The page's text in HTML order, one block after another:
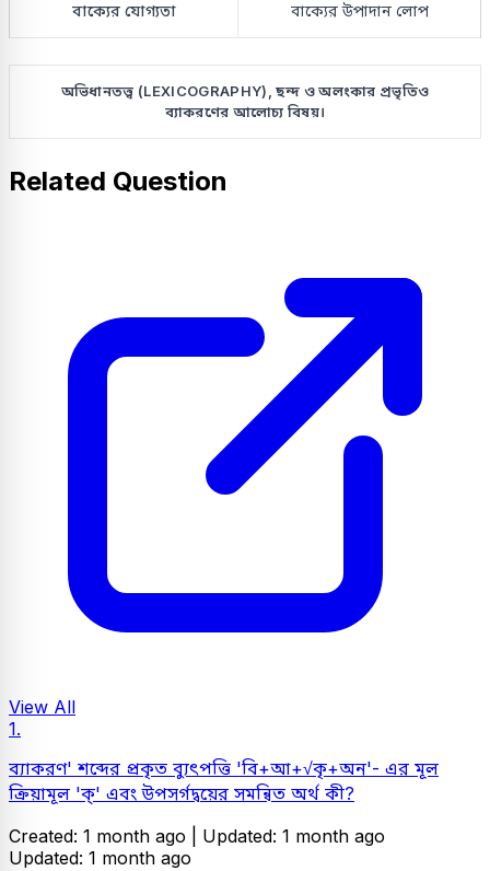
বাক্যের যোগ্যতা বাক্যের উপাদান লোপ
অভিধানতত্ত্ব (LEXICOGRAPHY), ছন্দ ও অলংকার প্রভৃতিও
ব্যাকরণের আলোচ্য বিষয়।
Related Question
View All
1.
ব্যাকরণ' শব্দের প্রকৃত ব্যুৎপত্তি 'বি+আ+√কৃ+অন'- এর মূল
ক্রিয়ামূল 'ক্' এবং উপসর্গদ্বয়ের সমন্বিত অর্থ কী?
Created: 1 month ago | Updated: 1 month ago
Updated: 1 month ago